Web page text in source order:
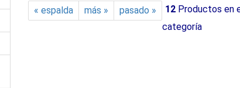
« espalda más » pasado » 12 Productos en
categoría